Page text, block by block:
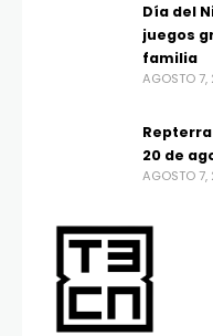
Día del
juegos
familia
AGOSTO
20 de
AGOSTO